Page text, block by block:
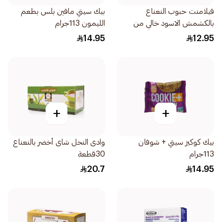
فيلامنت حبوب النعناع
بالكشمش الاسود خالي من
السكر 20جرام
12.95
بيك سيتي مافين بلس بطعم
الليمون 113جرام
14.95
+
بيك كوكيز سيتي + شوفان
113جرام
14.95
+
وادى النحل شاى أخضر بالنعناع
30قطعة
20.7